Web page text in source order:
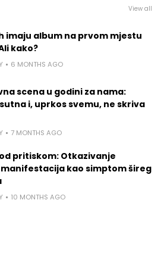
View all
imaju album na prvom mjestu
kako?
6 MONTHS AGO
scena u godini za nama:
i, uprkos svemu, ne skriva
7 MONTHS AGO
pritiskom: Otkazivanje
kao simptom šireg
10 MONTHS AGO